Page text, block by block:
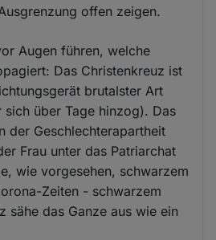
offen zeigen.
Augen führen, welche
Das Christenkreuz ist
brutalster Art
sich über Tage hinzog). Das
der Geschlechterapartheit
Frau unter das Patriarchat
wie vorgesehen, schwarzem
Zeiten - schwarzem
sähe das Ganze aus wie ein